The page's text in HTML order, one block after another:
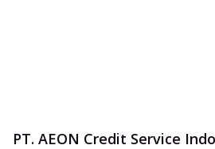
PT. AEON Credit Service